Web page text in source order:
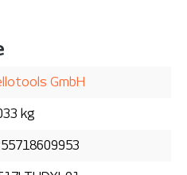
GmbH
kg